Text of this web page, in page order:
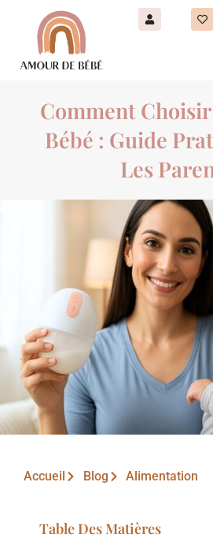
Comment
Bébé : Guide
Les
Accueil Blog Alimentation
Table Des Matières